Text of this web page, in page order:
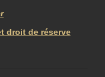
droit de réserve